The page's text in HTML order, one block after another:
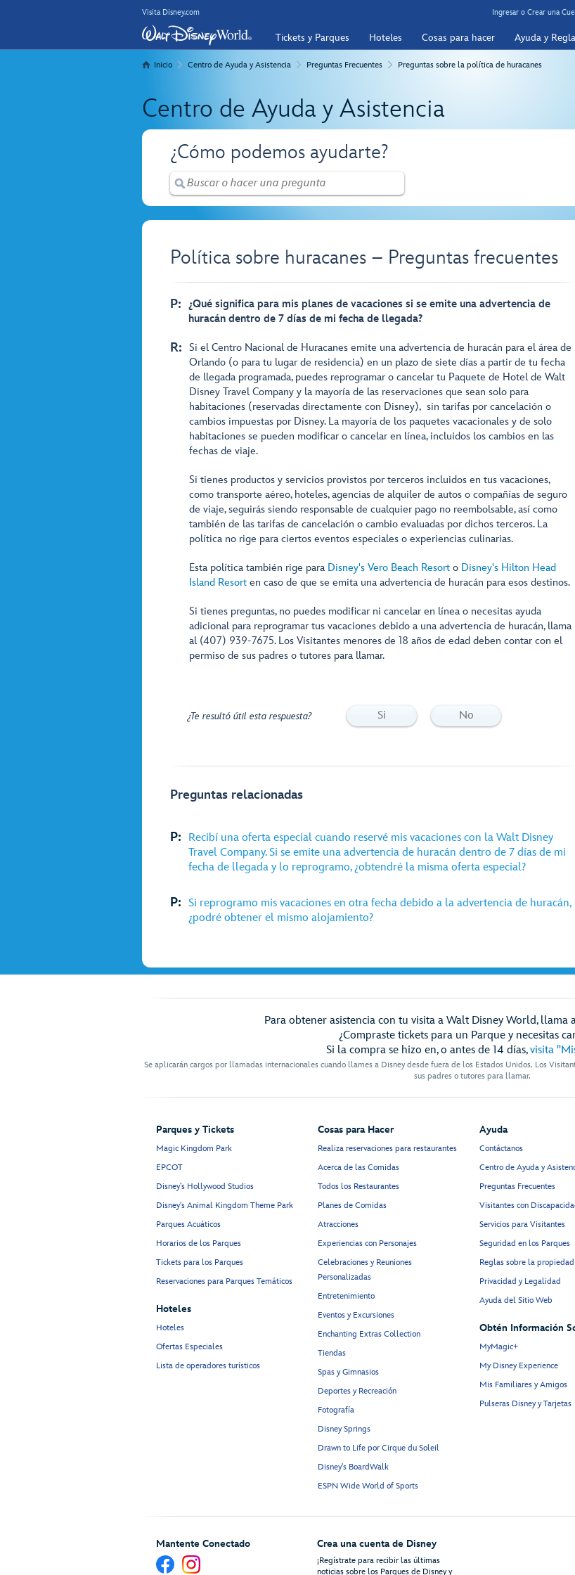
Visita Disney.com Ingresar o Crear una
Tickets y Parques Hoteles Cosas para hacer Ayuda y
Inicio Centro de Ayuda y Asistencia Preguntas Frecuentes Preguntas sobre la política de huracanes
Centro de Ayuda y Asistencia
¿Cómo podemos ayudarte?
Política sobre huracanes – Preguntas frecuentes
P: ¿Qué significa para mis planes de vacaciones si se emite una advertencia de
huracán dentro de 7 días de mi fecha de llegada?
R: Si el Centro Nacional de Huracanes emite una advertencia de huracán para el área de
Orlando (o para tu lugar de residencia) en un plazo de siete días a partir de tu fecha
de llegada programada, puedes reprogramar o cancelar tu Paquete de Hotel de Walt
Disney Travel Company y la mayoría de las reservaciones que sean solo para
habitaciones (reservadas directamente con Disney), sin tarifas por cancelación o
cambios impuestas por Disney. La mayoría de los paquetes vacacionales y de solo
habitaciones se pueden modificar o cancelar en línea, incluidos los cambios en las
fechas de viaje.
Si tienes productos y servicios provistos por terceros incluidos en tus vacaciones,
como transporte aéreo, hoteles, agencias de alquiler de autos o compañías de seguro
de viaje, seguirás siendo responsable de cualquier pago no reembolsable, así como
también de las tarifas de cancelación o cambio evaluadas por dichos terceros. La
política no rige para ciertos eventos especiales o experiencias culinarias.
Esta política también rige para Disney's Vero Beach Resort o Disney's Hilton Head
Island Resort en caso de que se emita una advertencia de huracán para esos destinos.
Si tienes preguntas, no puedes modificar ni cancelar en línea o necesitas ayuda
adicional para reprogramar tus vacaciones debido a una advertencia de huracán, llama
al (407) 939-7675. Los Visitantes menores de 18 años de edad deben contar con el
permiso de sus padres o tutores para llamar.
¿Te resultó útil esta respuesta? Si No
Preguntas relacionadas
P:
Recibí una oferta especial cuando reservé mis vacaciones con la Walt Disney
Travel Company. Si se emite una advertencia de huracán dentro de 7 días de mi
fecha de llegada y lo reprogramo, ¿obtendré la misma oferta especial?
P: Si reprogramo mis vacaciones en otra fecha debido a la advertencia de huracán,
¿podré obtener el mismo alojamiento?
Para obtener asistencia con tu visita a Walt Disney World, llama
¿Compraste tickets para un Parque y necesitas
Si la compra se hizo en, o antes de 14 días,visita
Se aplicarán cargos por llamadas internacionales cuando llames a Disney desde fuera de los Estados Unidos. Los
sus padres o tutores para llamar.
Parques y Tickets
Magic Kingdom Park
EPCOT
Disney’s Hollywood Studios
Disney's Animal Kingdom Theme Park
Parques Acuáticos
Horarios de los Parques
Tickets para los Parques
Reservaciones para Parques Temáticos
Hoteles
Hoteles
Ofertas Especiales
Lista de operadores turísticos
Cosas para Hacer
Realiza reservaciones para restaurantes
Acerca de las Comidas
Todos los Restaurantes
Planes de Comidas
Atracciones
Experiencias con Personajes
Celebraciones y Reuniones
Personalizadas
Entretenimiento
Eventos y Excursiones
Enchanting Extras Collection
Tiendas
Spas y Gimnasios
Deportes y Recreación
Fotografía
Disney Springs
Drawn to Life por Cirque du Soleil
Disney's BoardWalk
ESPN Wide World of Sports
Ayuda
Contáctanos
Centro de Ayuda y
Preguntas Frecuentes
Visitantes con
Servicios para Visitantes
Seguridad en los Parques
Reglas sobre la propiedad
Privacidad y Legalidad
Ayuda del Sitio Web
Obtén Información
MyMagic+
My Disney Experience
Mis Familiares y Amigos
Pulseras Disney y Tarjetas
Mantente Conectado Crea una cuenta de Disney
¡Regístrate para recibir las últimas
noticias sobre los Parques de Disney y